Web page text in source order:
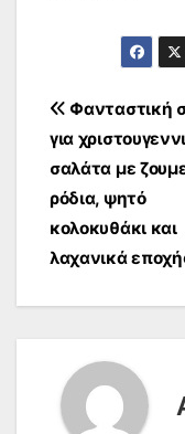
οφέλη για τη
του κινδύνου
ισχαιμικού
εγκεφαλικού λόγω
θρόμβωσης.
Παράλληλα ο
κίνδυνος
παρενεργειών τους
είναι μικρός και σε
κάθε περίπτωση
άρθρων
Φανταστική
για
σαλάτα με
ρόδια, ψητό
κολοκυθάκι και
λαχανικά